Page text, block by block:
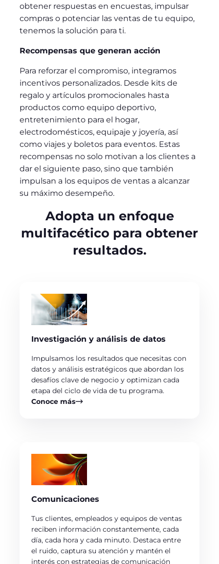
obtener respuestas en encuestas, impulsar
compras o potenciar las ventas de tu equipo,
tenemos la solución para ti.
Recompensas que generan acción
Para reforzar el compromiso, integramos
incentivos personalizados. Desde kits de
regalo y artículos promocionales hasta
productos como equipo deportivo,
entretenimiento para el hogar,
electrodomésticos, equipaje y joyería, así
como viajes y boletos para eventos. Estas
recompensas no solo motivan a los clientes a
dar el siguiente paso, sino que también
impulsan a los equipos de ventas a alcanzar
su máximo desempeño.
Adopta un enfoque
multifacético para obtener
resultados.
Investigación y análisis de datos
Impulsamos los resultados que necesitas con
datos y análisis estratégicos que abordan los
desafíos clave de negocio y optimizan cada
etapa del ciclo de vida de tu programa.
Conoce más
Comunicaciones
Tus clientes, empleados y equipos de ventas
reciben información constantemente, cada
día, cada hora y cada minuto. Destaca entre
el ruido, captura su atención y mantén el
interés con estrategias de comunicación